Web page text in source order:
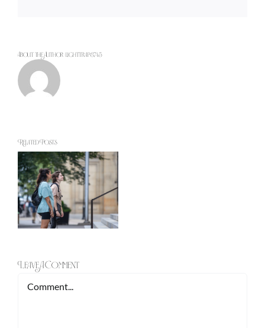
About the Author:lighttrap8745
Related Posts
Leave A Comment
Comment